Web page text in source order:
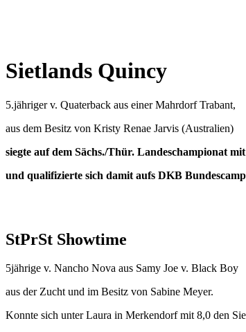
Sietlands Quincy
5.jähriger v. Quaterback aus einer Mahrdorf Trabant,
aus dem Besitz von Kristy Renae Jarvis (Australien)
siegte auf dem Sächs./Thür. Landeschampionat
und qualifizierte sich damit aufs DKB
StPrSt Showtime
5jährige v. Nancho Nova aus Samy Joe v. Black Boy
aus der Zucht und im Besitz von Sabine Meyer.
Konnte sich unter Laura in Merkendorf mit 8,0 den